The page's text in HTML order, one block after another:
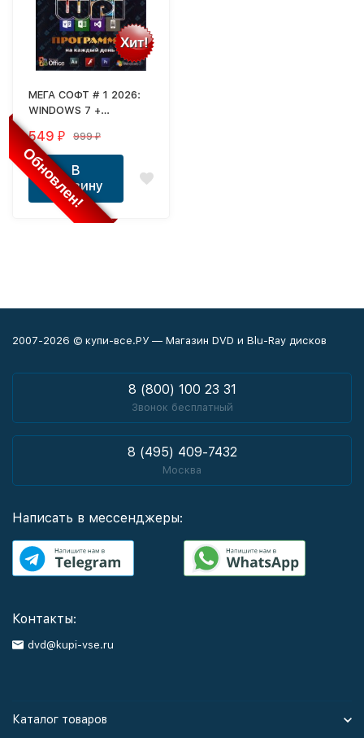
Обновлен!
Хит!
МЕГА СОФТ # 1 2026:
WINDOWS 7 +
WINDOWS 7, X86/X64,
7 РЕДАКЦИЙ,
ПРОГРАММЫ НА
КАЖДЫЙ ДЕНЬ
549 ₽ 999₽
В
корзину
2007-2026 © купи-все.РУ — Магазин DVD и Blu-Ray дисков
8 (800) 100 23 31
Звонок бесплатный
8 (495) 409-7432
Москва
Написать в мессенджеры:
Контакты:
dvd@kupi-vse.ru
Каталог товаров